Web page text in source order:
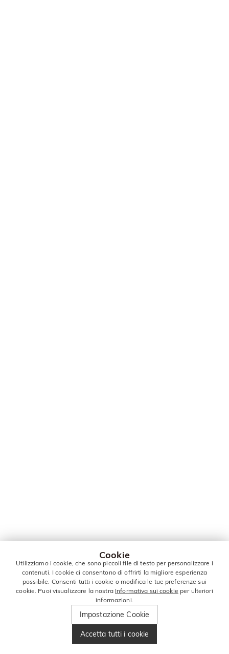
Cookie
Utilizziamo i cookie, che sono piccoli file di testo per personalizzare i
contenuti. I cookie ci consentono di offrirti la migliore esperienza
possibile. Consenti tutti i cookie o modifica le tue preferenze sui
cookie. Puoi visualizzare la nostra Informativa sui cookie per ulteriori
informazioni.
Impostazione Cookie
Accetta tutti i cookie